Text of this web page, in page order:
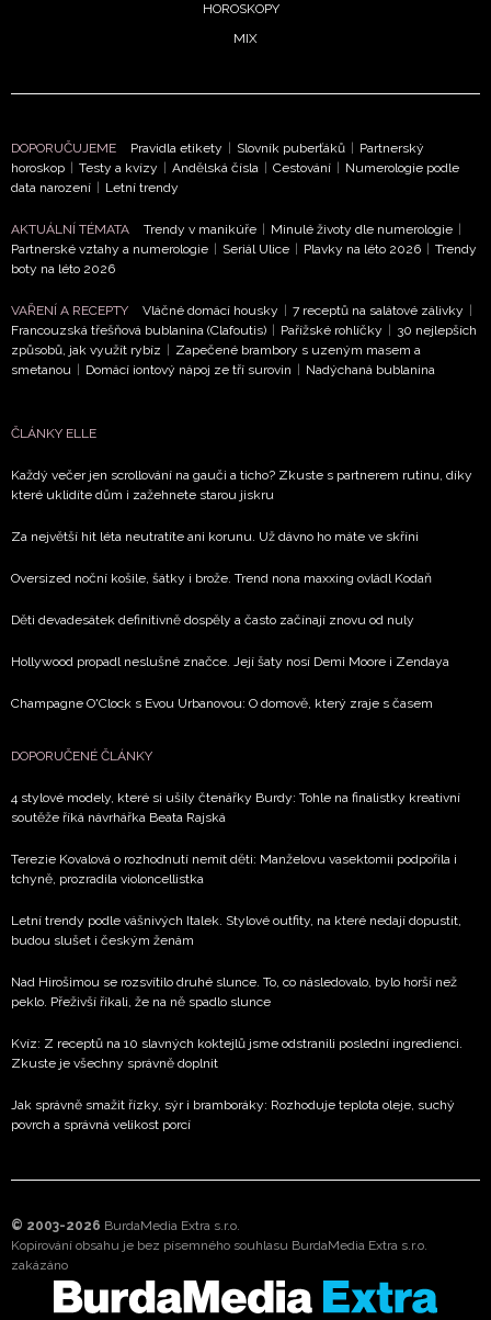
podmínkami společnosti BurdaMedia Extra s.r.o.
soukromí - BurdaMedia Extra s.r.o. bude s Vašimi údaji
pracovat zejména k organizaci a vyhodnocení akce a
našich partnerů? Pokud souhlasíte se zpracováním údajů k
zaškrtněte toto pole.
HOROSKOPY
MIX
DOPORUČUJEME Pravidla etikety | Slovník puberťáků | Partnerský
horoskop | Testy a kvízy | Andělská čísla | Cestování | Numerologie podle
data narození | Letní trendy
AKTUÁLNÍ TÉMATA Trendy v manikúře | Minulé životy dle numerologie |
Partnerské vztahy a numerologie | Seriál Ulice | Plavky na léto 2026 | Trendy
boty na léto 2026
VAŘENÍ A RECEPTY Vláčné domácí housky | 7 receptů na salátové zálivky |
Francouzská třešňová bublanina (Clafoutis) | Pařížské rohlíčky | 30 nejlepších
způsobů, jak využít rybíz | Zapečené brambory s uzeným masem a
smetanou | Domácí iontový nápoj ze tří surovin | Nadýchaná bublanina
ČLÁNKY ELLE
Každý večer jen scrollování na gauči a ticho? Zkuste s partnerem rutinu, díky
které uklidíte dům i zažehnete starou jiskru
Za největší hit léta neutratíte ani korunu. Už dávno ho máte ve skříni
Oversized noční košile, šátky i brože. Trend nona maxxing ovládl Kodaň
Děti devadesátek definitivně dospěly a často začínají znovu od nuly
Hollywood propadl neslušné značce. Její šaty nosí Demi Moore i Zendaya
Champagne O'Clock s Evou Urbanovou: O domově, který zraje s časem
DOPORUČENÉ ČLÁNKY
4 stylové modely, které si ušily čtenářky Burdy: Tohle na finalistky kreativní
soutěže říká návrhářka Beata Rajská
Terezie Kovalová o rozhodnutí nemít děti: Manželovu vasektomii podpořila i
tchyně, prozradila violoncellistka
Letní trendy podle vášnivých Italek. Stylové outfity, na které nedají dopustit,
budou slušet i českým ženám
Nad Hirošimou se rozsvítilo druhé slunce. To, co následovalo, bylo horší než
peklo. Přeživší říkali, že na ně spadlo slunce
Kvíz: Z receptů na 10 slavných koktejlů jsme odstranili poslední ingredienci.
Zkuste je všechny správně doplnit
Jak správně smažit řízky, sýr i bramboráky: Rozhoduje teplota oleje, suchý
povrch a správná velikost porcí
© 2003-2026 BurdaMedia Extra s.r.o.
Kopírování obsahu je bez písemného souhlasu BurdaMedia Extra s.r.o.
zakázáno